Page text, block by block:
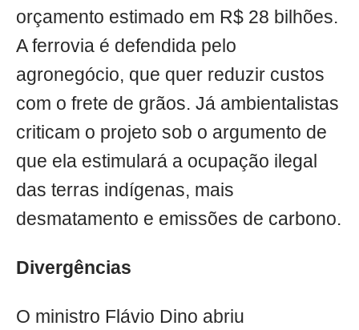
orçamento estimado em R$ 28 bilhões.
A ferrovia é defendida pelo
agronegócio, que quer reduzir custos
com o frete de grãos. Já ambientalistas
criticam o projeto sob o argumento de
que ela estimulará a ocupação ilegal
das terras indígenas, mais
desmatamento e emissões de carbono.
Divergências
O ministro Flávio Dino abriu